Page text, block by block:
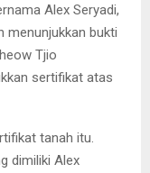
Alex Seryadi,
menunjukkan bukti
Tjio
sertifikat atas
tanah itu.
dimiliki Alex